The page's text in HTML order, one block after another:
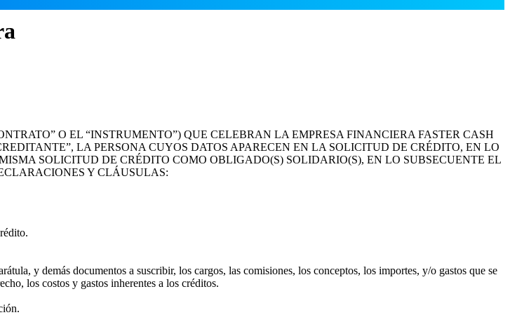
O EL “INSTRUMENTO”) QUE CELEBRAN LA EMPRESA FINANCIERA FASTER CASH
LA PERSONA CUYOS DATOS APARECEN EN LA SOLICITUD DE CRÉDITO, EN LO
SOLICITUD DE CRÉDITO COMO OBLIGADO(S) SOLIDARIO(S), EN LO SUBSECUENTE EL
Y CLÁUSULAS:
y demás documentos a suscribir, los cargos, las comisiones, los conceptos, los importes, y/o gastos que se
los costos y gastos inherentes a los créditos.